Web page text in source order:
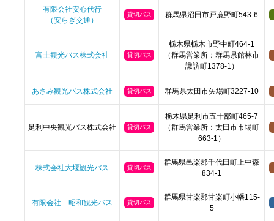
有限会社安心代行
（安らぎ交通）
貸切バス 群馬県沼田市戸鹿野町543-6
富士観光バス株式会社 貸切バス
栃木県栃木市野中町464-1
（群馬営業所：群馬県館林市
諏訪町1378-1）
あさみ観光バス株式会社 貸切バス 群馬県太田市矢場町3227-10
足利中央観光バス株式会社 貸切バス
栃木県足利市五十部町465-7
（群馬営業所：太田市市場町
663-1）
株式会社大堰観光バス 貸切バス
群馬県邑楽郡千代田町上中森
834-1
有限会社 昭和観光バス 貸切バス
群馬県甘楽郡甘楽町小幡115-
5